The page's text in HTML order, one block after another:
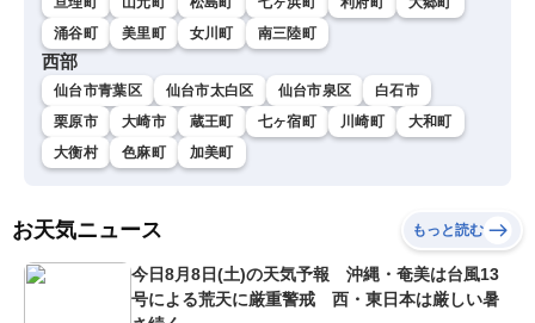
涌谷町
美里町 女川町 南三陸町
西部
仙台市青葉区 仙台市太白区 仙台市泉区
白石市
栗原市
大崎市 蔵王町 七ヶ宿町 川崎町
大和町
大衡村
色麻町 加美町
お天気ニュース もっと読む
今日8月8日(土)の天気予報 沖縄・奄美は台風13
号による荒天に厳重警戒 西・東日本は厳しい暑